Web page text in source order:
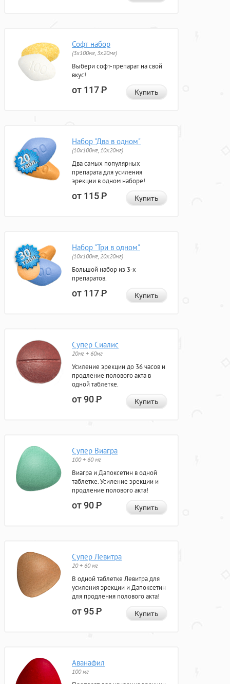
Софт набор
(3x100мг, 3x20мг)
Выбери софт-препарат на свой
вкус!
от 117Р Купить
Набор "Два в одном"
(10x100мг, 10x20мг)
Два самых популярных
препарата для усиления
эрекции в одном наборе!
от 115Р Купить
Набор "Три в одном"
(10x100мг, 20x20мг)
Большой набор из 3-х
препаратов.
от 117Р Купить
Супер Сиалис
20мг + 60мг
Усиление эрекции до 36 часов и
продление полового акта в
одной таблетке.
от 90Р Купить
Супер Виагра
100 + 60 мг
Виагра и Дапоксетин в одной
таблетке. Усиление эрекции и
продление полового акта!
от 90Р Купить
Супер Левитра
20 + 60 мг
В одной таблетке Левитра для
усиления эрекции и Дапоксетин
для продления полового акта!
от 95Р Купить
Аванафил
100 мг